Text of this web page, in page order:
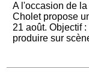
A l'occasion de
Cholet propose
21 août. Objectif
produire sur